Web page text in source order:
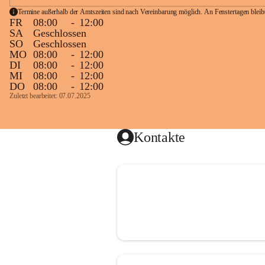
Termine außerhalb der Amtszeiten sind nach Vereinbarung möglich. An Fenstertagen
FR 08:00 - 12:00
SA
Geschlossen
SO
Geschlossen
MO 08:00 - 12:00
DI
08:00 - 12:00
MI
08:00 - 12:00
DO
08:00 - 12:00
Zuletzt bearbeitet: 07.07.2025
Kontakte